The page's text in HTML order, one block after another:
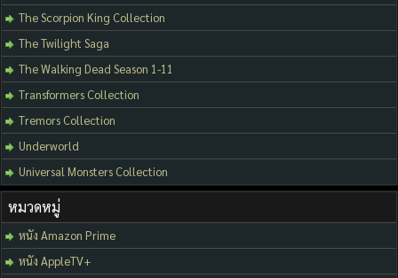
The Scorpion King Collection
The Twilight Saga
The Walking Dead Season 1-11
Transformers Collection
Tremors Collection
Underworld
Universal Monsters Collection
หมวดหมู่
หนัง Amazon Prime
หนัง AppleTV+